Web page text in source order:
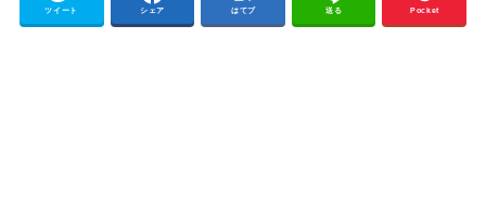
ツイート シェア はてブ 送る Pocket